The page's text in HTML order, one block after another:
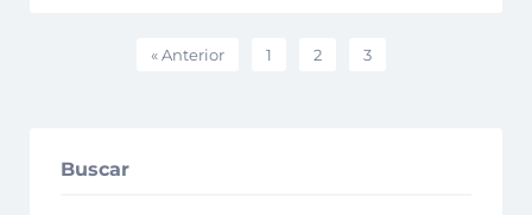
« Anterior 1 2 3
Buscar